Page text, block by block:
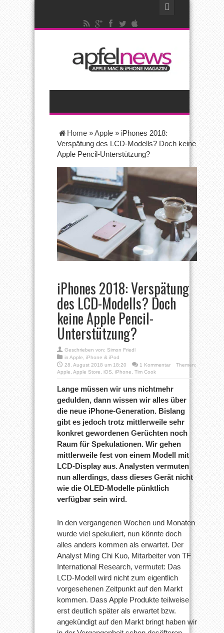
Home »Apple » iPhones 2018:
Verspätung des LCD-Modells? Doch keine
Apple Pencil-Unterstützung?
iPhones 2018: Verspätung
des LCD-Modells? Doch
keine Apple Pencil-
Unterstützung?
Geschrieben von: Simon Friedl
in Apple
iPhone & iPod
28. August 2018 um 18:20
1 Kommentar
Themen:
Apple Apple Store iOS iPhone Tim Cook
Lange müssen wir uns nichtmehr
gedulden, dann wissen wir alles über
die neue iPhone-Generation. Bislang
gibt es jedoch trotz mittlerweile sehr
konkret gewordenen Gerüchten noch
Raum für Spekulationen. Wir gehen
mittlerweile fest von einem Modell mit
LCD-Display aus. Analysten vermuten
nun allerdings, dass dieses Gerät nicht
wie die OLED-Modelle pünktlich
verfügbar sein wird.
In den vergangenen Wochen und Monaten
wurde viel spekuliert, nun könnte doch
alles anders kommen als erwartet. Der
Analyst Ming Chi Kuo, Mitarbeiter von TF
International Research, vermutet: Das
LCD-Modell wird nicht zum eigentlich
vorgesehenen Zeitpunkt auf den Markt
kommen. Dass Apple Produkte teilweise
erst deutlich später als erwartet bzw.
angekündigt auf den Markt bringt haben wir